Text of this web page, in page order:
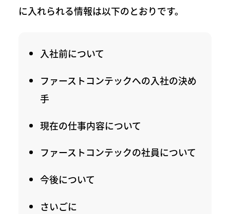
に入れられる情報は以下のとおりです。
入社前について
ファーストコンテックへの入社の決め
手
現在の仕事内容について
ファーストコンテックの社員について
今後について
さいごに